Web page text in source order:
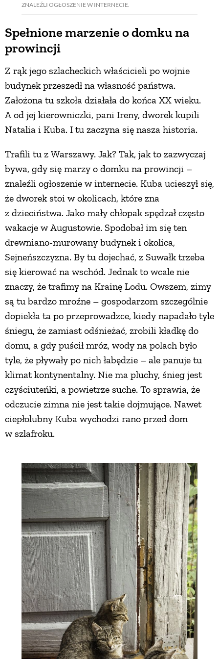
ZNALEŹLI OGŁOSZENIE W INTERNECIE.
Spełnione marzenie o domku na
prowincji
Z rąk jego szlacheckich właścicieli po wojnie
budynek przeszedł na własność państwa.
Założona tu szkoła działała do końca XX wieku.
A od jej kierowniczki, pani Ireny, dworek kupili
Natalia i Kuba. I tu zaczyna się nasza historia.
Trafili tu z Warszawy. Jak? Tak, jak to zazwyczaj
bywa, gdy się marzy o domku na prowincji –
znaleźli ogłoszenie w internecie. Kuba ucieszył się,
że dworek stoi w okolicach, które zna
z dzieciństwa. Jako mały chłopak spędzał często
wakacje w Augustowie. Spodobał im się ten
drewniano-murowany budynek i okolica,
Sejneńszczyzna. By tu dojechać, z Suwałk trzeba
się kierować na wschód. Jednak to wcale nie
znaczy, że trafimy na Krainę Lodu. Owszem, zimy
są tu bardzo mroźne – gospodarzom szczególnie
dopiekła ta po przeprowadzce, kiedy napadało tyle
śniegu, że zamiast odśnieżać, zrobili kładkę do
domu, a gdy puścił mróz, wody na polach było
tyle, że pływały po nich łabędzie – ale panuje tu
klimat kontynentalny. Nie ma pluchy, śnieg jest
czyściuteńki, a powietrze suche. To sprawia, że
odczucie zimna nie jest takie dojmujące. Nawet
ciepłolubny Kuba wychodzi rano przed dom
w szlafroku.